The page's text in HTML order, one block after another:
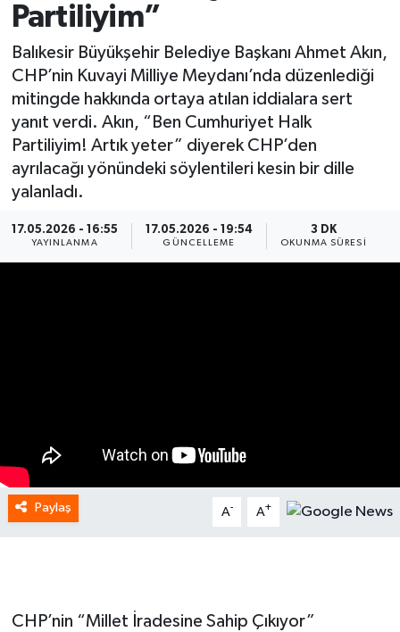
Partiliyim”
Balıkesir Büyükşehir Belediye Başkanı Ahmet Akın,
CHP’nin Kuvayi Milliye Meydanı’nda düzenlediği
mitingde hakkında ortaya atılan iddialara sert
yanıt verdi. Akın, “Ben Cumhuriyet Halk
Partiliyim! Artık yeter” diyerek CHP’den
ayrılacağı yönündeki söylentileri kesin bir dille
yalanladı.
17.05.2026 - 16:55
YAYINLANMA
17.05.2026 - 19:54
GÜNCELLEME
3 DK
OKUNMA SÜRESI
Paylaş A- A+
CHP’nin “Millet İradesine Sahip Çıkıyor”
Spor
Yaşam